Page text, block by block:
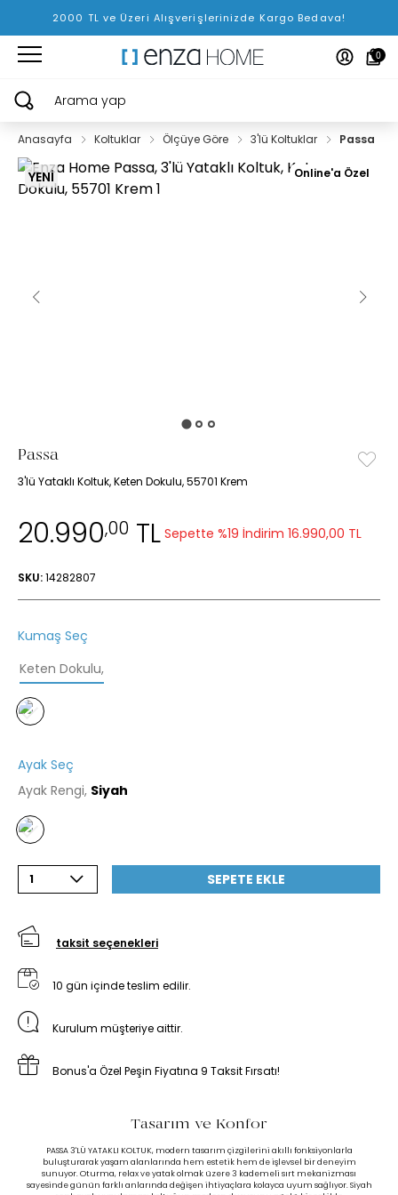
2000 TL ve Üzeri Alışverişlerinizde Kargo Bedava!
0
Arama yap
Anasayfa Koltuklar Ölçüye Göre 3'lü Koltuklar Passa
YENİ Online'a Özel
Passa
3'lü Yataklı Koltuk, Keten Dokulu, 55701 Krem
20.990,00 TL Sepette %19 İndirim 16.990,00 TL
SKU:14282807
Kumaş Seç
Keten Dokulu,
Ayak Seç
Ayak Rengi, Siyah
1 SEPETE EKLE
taksit seçenekleri
10 gün içinde teslim edilir.
Kurulum müşteriye aittir.
Bonus'a Özel Peşin Fiyatına 9 Taksit Fırsatı!
Tasarım ve Konfor
PASSA 3'LÜ YATAKLI KOLTUK, modern tasarım çizgilerini akıllı fonksiyonlarla
buluşturarak yaşam alanlarında hem estetik hem de işlevsel bir deneyim
sunuyor. Oturma, relax ve yatak olmak üzere 3 kademeli sırt mekanizması
sayesinde günün farklı anlarında değişen ihtiyaçlara kolayca uyum sağlıyor. Siyah